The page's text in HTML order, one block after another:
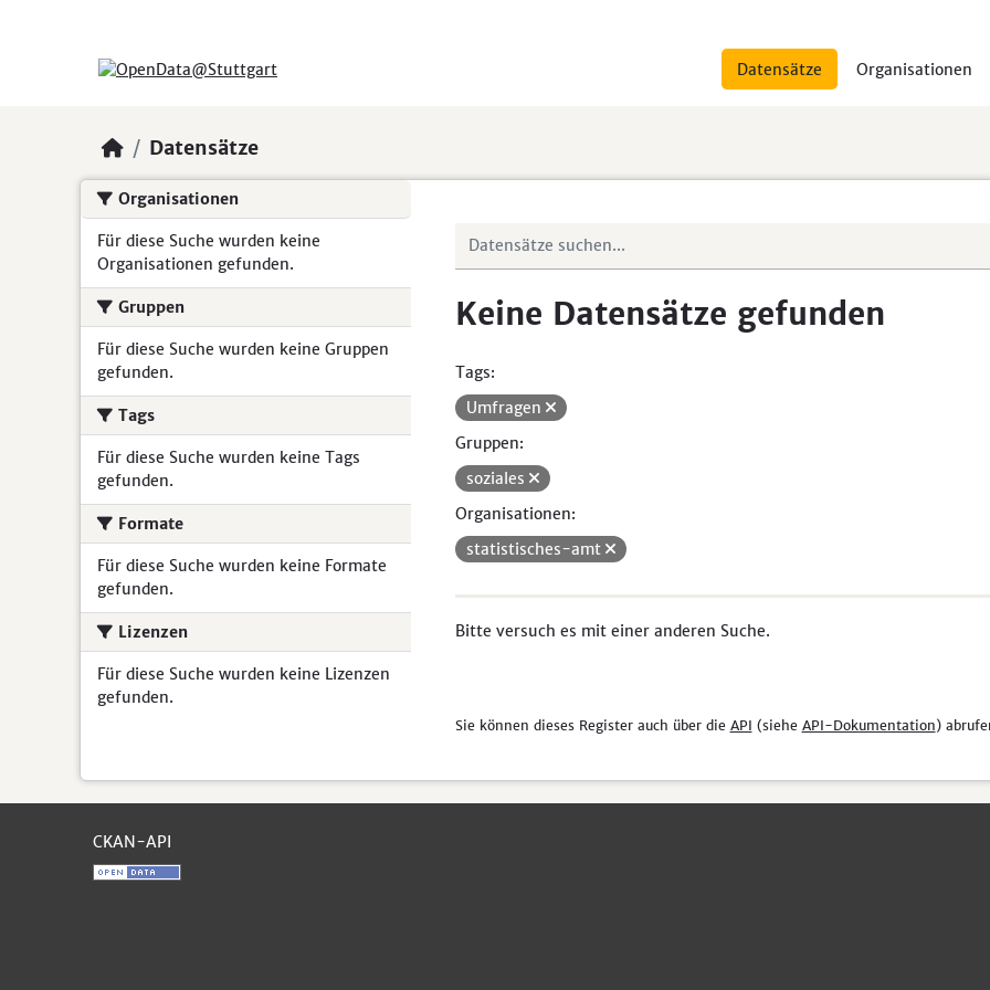
Datensätze Organisationen
Datensätze
Organisationen
Für diese Suche wurden keine
Organisationen gefunden.
Gruppen
Für diese Suche wurden keine Gruppen
gefunden.
Tags
Für diese Suche wurden keine Tags
gefunden.
Formate
Für diese Suche wurden keine Formate
gefunden.
Lizenzen
Für diese Suche wurden keine Lizenzen
gefunden.
Keine Datensätze gefunden
Tags:
Umfragen
Gruppen:
soziales
Organisationen:
statistisches-amt
Bitte versuch es mit einer anderen Suche.
Sie können dieses Register auch über die API (siehe API-Dokumentation)
CKAN-API